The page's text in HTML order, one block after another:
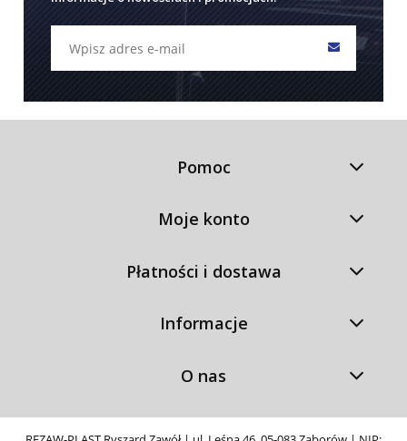
Pomoc
Moje konto
Płatności i dostawa
Informacje
O nas